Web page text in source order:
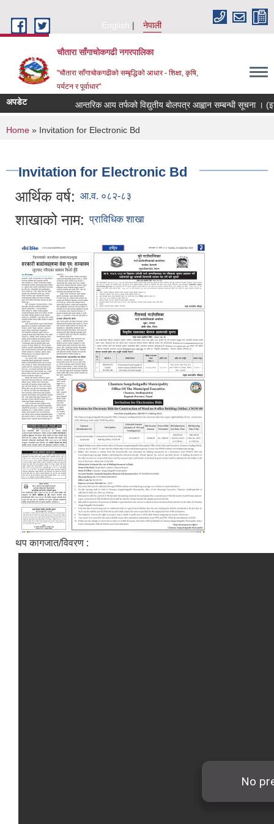
English
नेपाली
चौतारा साँगाचोकगढी नगरपालिका
"चौतारा साँगाचोकगढीको सम्बृद्धिको आधार - शिक्षा, कृषि,
पर्यटन र पूर्वाधार"
अपडेट आन्तरिक आय तर्फको विद्युतीय बोलपत्र आह्वान सम्बन्धी सूचना ।
You are here
Home » Invitation for Electronic Bd
Invitation for Electronic Bd
आर्थिक वर्ष: आ.व. ०८२-८३
शाखाको नाम: प्राविधिक शाखा
थप कागजात/विवरण :